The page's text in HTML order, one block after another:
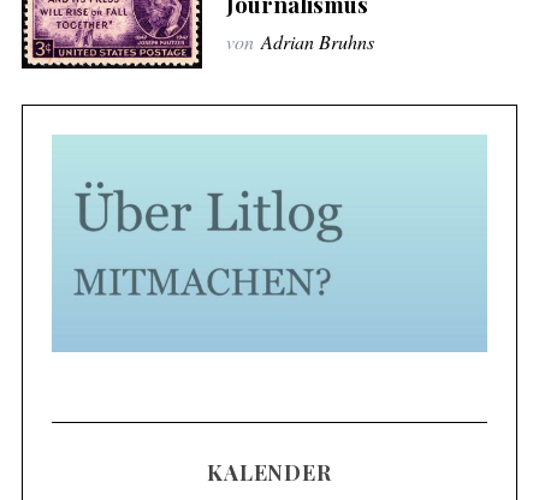
von Adrian Bruhns
KALENDER